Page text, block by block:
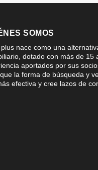
SOMOS
nace como una
dotado con más de 15
aportados por sus
la forma de búsqueda y
efectiva y cree lazos de